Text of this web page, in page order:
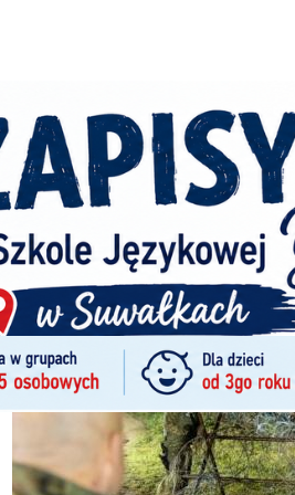
12/09/2025 / 3 Komentarzy
granica zamknięta